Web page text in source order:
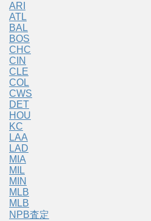
ARI
ATL
BAL
BOS
CHC
CIN
CLE
COL
CWS
DET
HOU
KC
LAA
LAD
MIA
MIL
MIN
MLB
MLB
NPB査定